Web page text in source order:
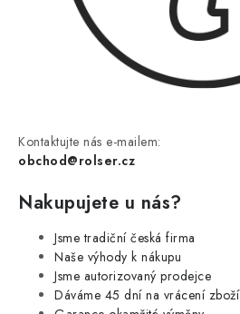
Kontaktujte nás e-mailem:
obchod@rolser.cz
Nakupujete u nás?
Jsme tradiční česká firma
Naše výhody k nákupu
Jsme autorizovaný prodejce
Dáváme 45 dní na vrácení zboží